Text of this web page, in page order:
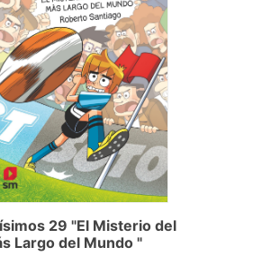
29 "El Misterio del
Largo del Mundo "